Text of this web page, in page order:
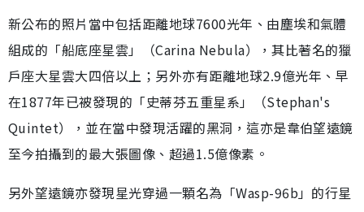
新公布的照片當中包括距離地球7600光年、由塵埃和氣體
組成的「船底座星雲」（Carina Nebula），其比著名的獵
戶座大星雲大四倍以上；另外亦有距離地球2.9億光年、早
在1877年已被發現的「史蒂芬五重星系」（Stephan's
Quintet），並在當中發現活躍的黑洞，這亦是韋伯望遠鏡
至今拍攝到的最大張圖像、超過1.5億像素。
另外望遠鏡亦發現星光穿過一顆名為「Wasp-96b」的行星